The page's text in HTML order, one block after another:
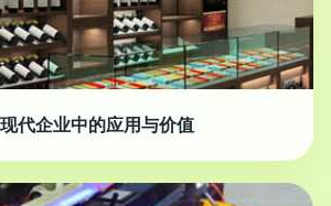
代企业中的应用与价值